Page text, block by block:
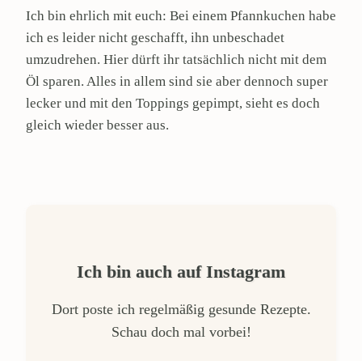
Ich bin ehrlich mit euch: Bei einem Pfannkuchen habe
ich es leider nicht geschafft, ihn unbeschadet
umzudrehen. Hier dürft ihr tatsächlich nicht mit dem
Öl sparen. Alles in allem sind sie aber dennoch super
lecker und mit den Toppings gepimpt, sieht es doch
gleich wieder besser aus.
Ich bin auch auf Instagram
Dort poste ich regelmäßig gesunde Rezepte.
Schau doch mal vorbei!